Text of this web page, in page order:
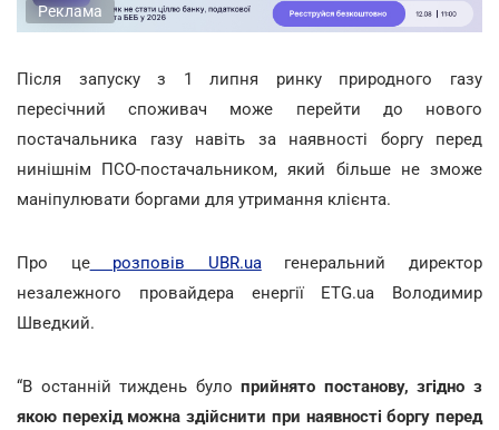
Реклама
Після запуску з 1 липня ринку природного газу
пересічний споживач може перейти до нового
постачальника газу навіть за наявності боргу перед
нинішнім ПСО-постачальником, який більше не зможе
маніпулювати боргами для утримання клієнта.
Про церозповів UBR.uaгенеральний директор
незалежного провайдера енергії ETG.ua Володимир
Шведкий.
“В останній тиждень було прийнято постанову, згідно з
якою перехід можна здійснити при наявності боргу перед